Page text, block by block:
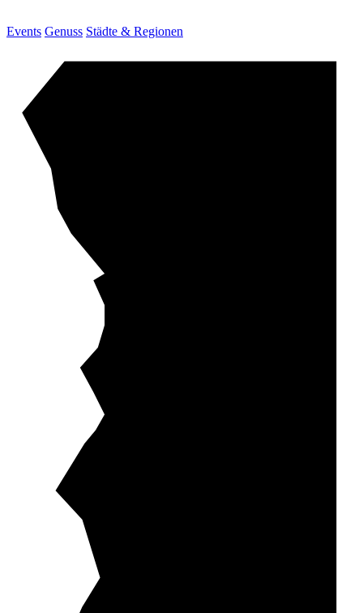
Events Genuss Städte & Regionen